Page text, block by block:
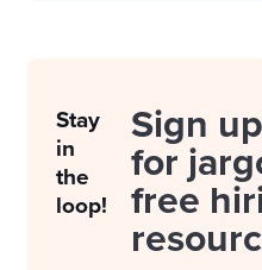
Stay
in
the
loop!
Sign up
for
free